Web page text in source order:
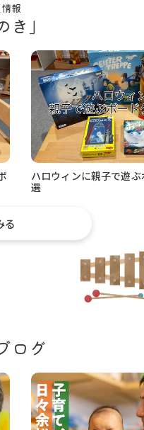
報
き」
ハロウィンに親子で遊
選
る
ログ